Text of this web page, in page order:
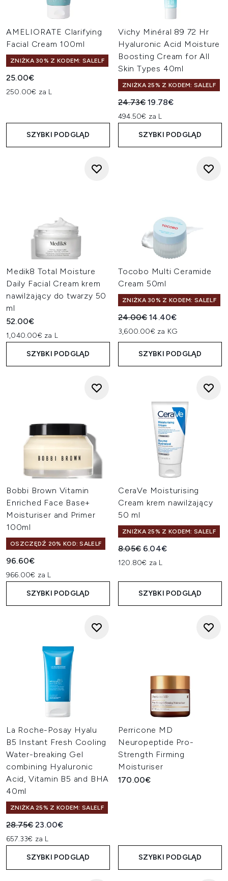
AMELIORATE Clarifying
Facial Cream 100ml
ZNIŻKA 30% Z KODEM: SALELF
25.00€
250.00€ za L
SZYBKI PODGLĄD
Vichy Minéral 89 72 Hr
Hyaluronic Acid Moisture
Boosting Cream for All
Skin Types 40ml
ZNIŻKA 25% Z KODEM: SALELF
Sugerowana cena
24.73€Aktualna cena:
19.78€
494.50€ za L
SZYBKI PODGLĄD
Medik8 Total Moisture
Daily Facial Cream krem
nawilżający do twarzy 50
ml
52.00€
1,040.00€ za L
SZYBKI PODGLĄD
Tocobo Multi Ceramide
Cream 50ml
ZNIŻKA 30% Z KODEM: SALELF
Sugerowana cena
24.00€Aktualna cena:
14.40€
3,600.00€ za KG
SZYBKI PODGLĄD
Bobbi Brown Vitamin
Enriched Face Base+
Moisturiser and Primer
100ml
OSZCZĘDŹ 20% KOD: SALELF
96.60€
966.00€ za L
SZYBKI PODGLĄD
CeraVe Moisturising
Cream krem nawilżający
50 ml
ZNIŻKA 25% Z KODEM: SALELF
Sugerowana cena
8.05€ Aktualna cena:
6.04€
120.80€ za L
SZYBKI PODGLĄD
La Roche-Posay Hyalu
B5 Instant Fresh Cooling
Water-breaking Gel
combining Hyaluronic
Acid, Vitamin B5 and BHA
40ml
ZNIŻKA 25% Z KODEM: SALELF
Sugerowana cena detaliczna:
28.75€Aktualna cena:
23.00€
657.33€ za L
SZYBKI PODGLĄD
Perricone MD
Neuropeptide Pro-
Strength Firming
Moisturiser
170.00€
SZYBKI PODGLĄD